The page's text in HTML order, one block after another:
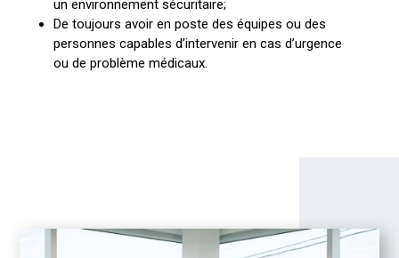
un environnement sécuritaire;
De toujours avoir en poste des équipes ou des
personnes capables d’intervenir en cas d’urgence
ou de problème médicaux.